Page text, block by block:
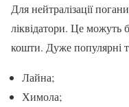
Для нейтралізації
ліквідатори. Це можуть
кошти. Дуже популярні
Лайна;
Химола;